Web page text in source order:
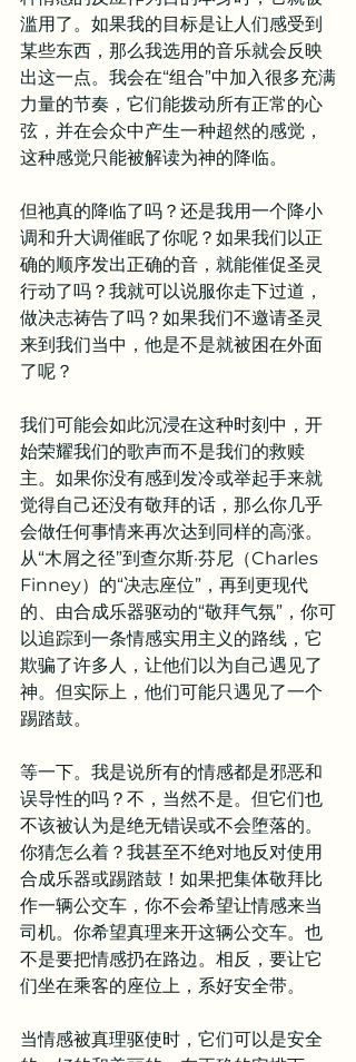
滥用了。如果我的目标是让人们感受到
某些东西，那么我选用的音乐就会反映
出这一点。我会在“组合”中加入很多充满
力量的节奏，它们能拨动所有正常的心
弦，并在会众中产生一种超然的感觉，
这种感觉只能被解读为神的降临。
但祂真的降临了吗？还是我用一个降小
调和升大调催眠了你呢？如果我们以正
确的顺序发出正确的音，就能催促圣灵
行动了吗？我就可以说服你走下过道，
做决志祷告了吗？如果我们不邀请圣灵
来到我们当中，他是不是就被困在外面
了呢？
我们可能会如此沉浸在这种时刻中，开
始荣耀我们的歌声而不是我们的救赎
主。如果你没有感到发冷或举起手来就
觉得自己还没有敬拜的话，那么你几乎
会做任何事情来再次达到同样的高涨。
从“木屑之径”到查尔斯·芬尼（Charles
Finney）的“决志座位”，再到更现代
的、由合成乐器驱动的“敬拜气氛”，你可
以追踪到一条情感实用主义的路线，它
欺骗了许多人，让他们以为自己遇见了
神。但实际上，他们可能只遇见了一个
踢踏鼓。
等一下。我是说所有的情感都是邪恶和
误导性的吗？不，当然不是。但它们也
不该被认为是绝无错误或不会堕落的。
你猜怎么着？我甚至不绝对地反对使用
合成乐器或踢踏鼓！如果把集体敬拜比
作一辆公交车，你不会希望让情感来当
司机。你希望真理来开这辆公交车。也
不是要把情感扔在路边。相反，要让它
们坐在乘客的座位上，系好安全带。
当情感被真理驱使时，它们可以是安全